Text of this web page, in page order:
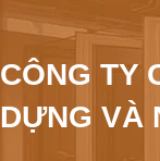
CÔNG TY
DỰNG VÀ